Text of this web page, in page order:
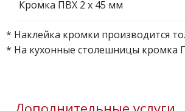
Кромка ПВХ 2 х 45 мм
* На кухонные столешницы кромка
* Наклейка кромки производится